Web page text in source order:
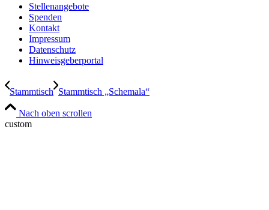
Stellenangebote
Spenden
Kontakt
Impressum
Datenschutz
Hinweisgeberportal
Stammtisch Stammtisch „Schemala“
Nach oben scrollen
custom